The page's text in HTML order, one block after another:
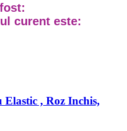
curent este:
Elastic , Roz Inchis,